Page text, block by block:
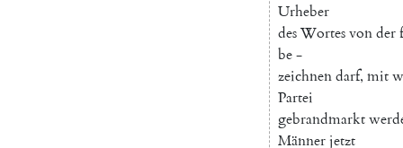
Urheber
desWortesvonder
be-
zeichnendarf, mit
Partei
gebrandmarkt
Männerjetzt